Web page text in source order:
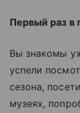
Первый раз в
Вы знакомы
успели
сезона,
музеях,